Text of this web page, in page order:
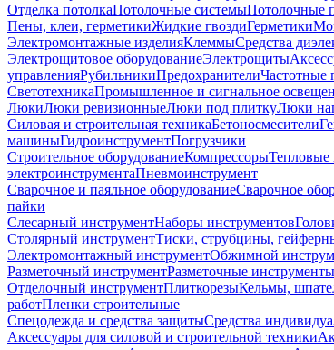
Отделка потолкаПотолочные системыПотолочные
Пены, клеи, герметикиЖидкие гвоздиГерметики
Электромонтажные изделияКлеммыСредства
Электрощитовое оборудованиеЭлектрощиты
управленияРубильникиПредохранителиЧастотные
СветотехникаПромышленное и сигнальное
ЛюкиЛюки ревизионныеЛюки под плиткуЛюки
Силовая и строительная техникаБетоносмесители
машиныГидроинструментПогрузчики
Строительное оборудованиеКомпрессоры
электроинструментаПневмоинструмент
Сварочное и паяльное оборудованиеСварочное
пайки
Слесарный инструментНаборы инструментов
Столярный инструментТиски, струбцины,
Электромонтажный инструментОбжимной
Разметочный инструментРазметочные инструменты
Отделочный инструментПлиткорезыКельмы,
работПленки строительные
Спецодежда и средства защитыСредства
Аксессуары для силовой и строительной техники